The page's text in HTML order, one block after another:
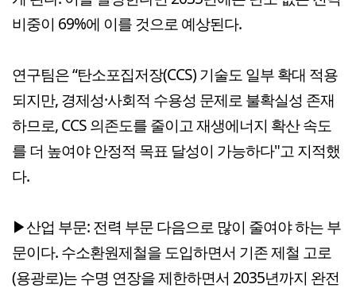
비중이 69%에 이를 것으로 예상된다.
연구팀은 “탄소포집저장(CCS) 기술도 일부 확대 적용
되지만, 경제성·사회적 수용성 문제로 불확실성 존재
하므로, CCS 의존도를 줄이고 재생에너지 확산 속도
를 더 높여야 안정적 목표 달성이 가능하다"고 지적했
다.
▶산업 부문: 전력 부문 다음으로 많이 줄여야 하는 부
문이다. 수소환원제철을 도입하면서 기존 제철 고로
(용광로)는 수명 연장을 제한하면서 2035년까지 완전